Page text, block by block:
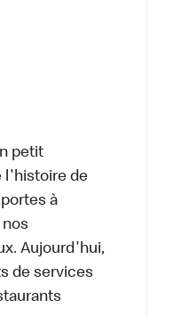
petit
l'histoire de
à
Aujourd'hui,
de services